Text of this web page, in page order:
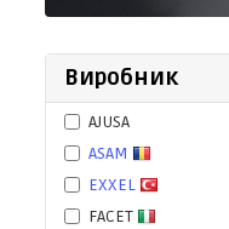
Виробник
AJUSA
ASAM
EXXEL
FACET